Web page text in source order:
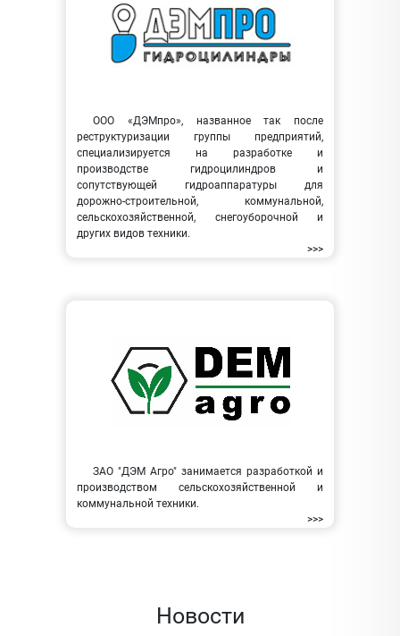
ООО «ДЭМпро», названное так после
реструктуризации группы предприятий,
специализируется на разработке и
производстве гидроцилиндров и
сопутствующей гидроаппаратуры для
дорожно-строительной, коммунальной,
сельскохозяйственной, снегоуборочной и
других видов техники.
>>>
ЗАО "ДЭМ Агро" занимается разработкой и
производством сельскохозяйственной и
коммунальной техники.
>>>
Новости